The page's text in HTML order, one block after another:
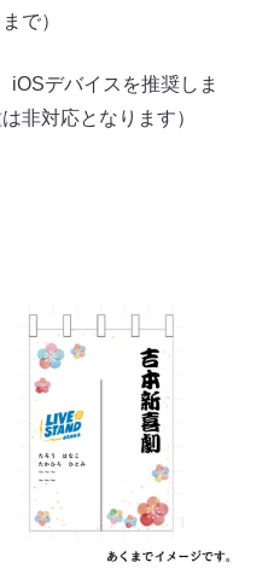
で）
デバイスを推奨しま
非対応となります）